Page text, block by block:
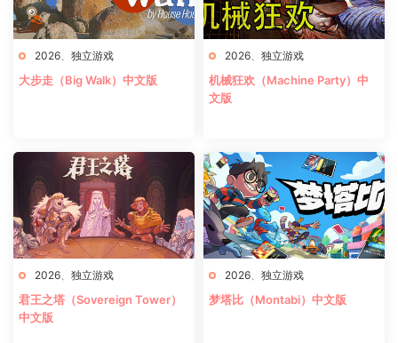
2026 独立游戏
大步走（Big Walk）中文版
2026 独立游戏
机械狂欢（Machine Party）中
文版
2026 独立游戏
君王之塔（Sovereign Tower）
中文版
2026 独立游戏
梦塔比（Montabi）中文版